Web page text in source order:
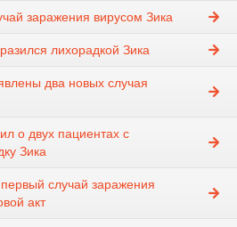
заражения вирусом Зика
лихорадкой Зика
два новых случая
о двух пациентах с
Зика
случай заражения
акт